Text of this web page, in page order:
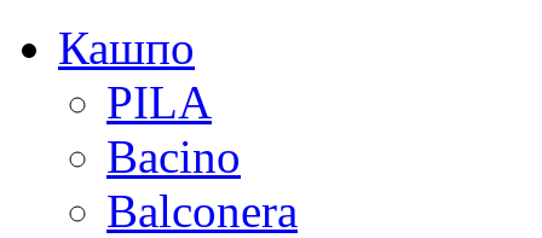
Кашпо
PILA
Bacino
Balconera